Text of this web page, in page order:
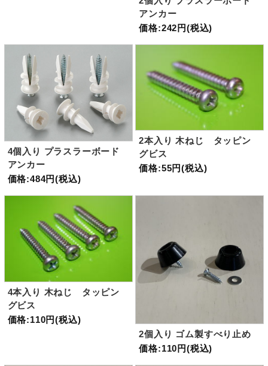
アンカー
価格:242円(税込)
4個入り プラスラーボード
アンカー
価格:484円(税込)
2本入り 木ねじ タッピン
グビス
価格:55円(税込)
4本入り 木ねじ タッピン
グビス
価格:110円(税込)
2個入り ゴム製すべり止め
価格:110円(税込)